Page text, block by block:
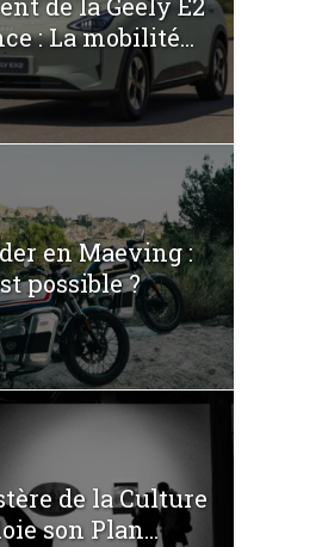
: La mobilité...
en Maeving :
possible ?
de la Culture
son Plan...